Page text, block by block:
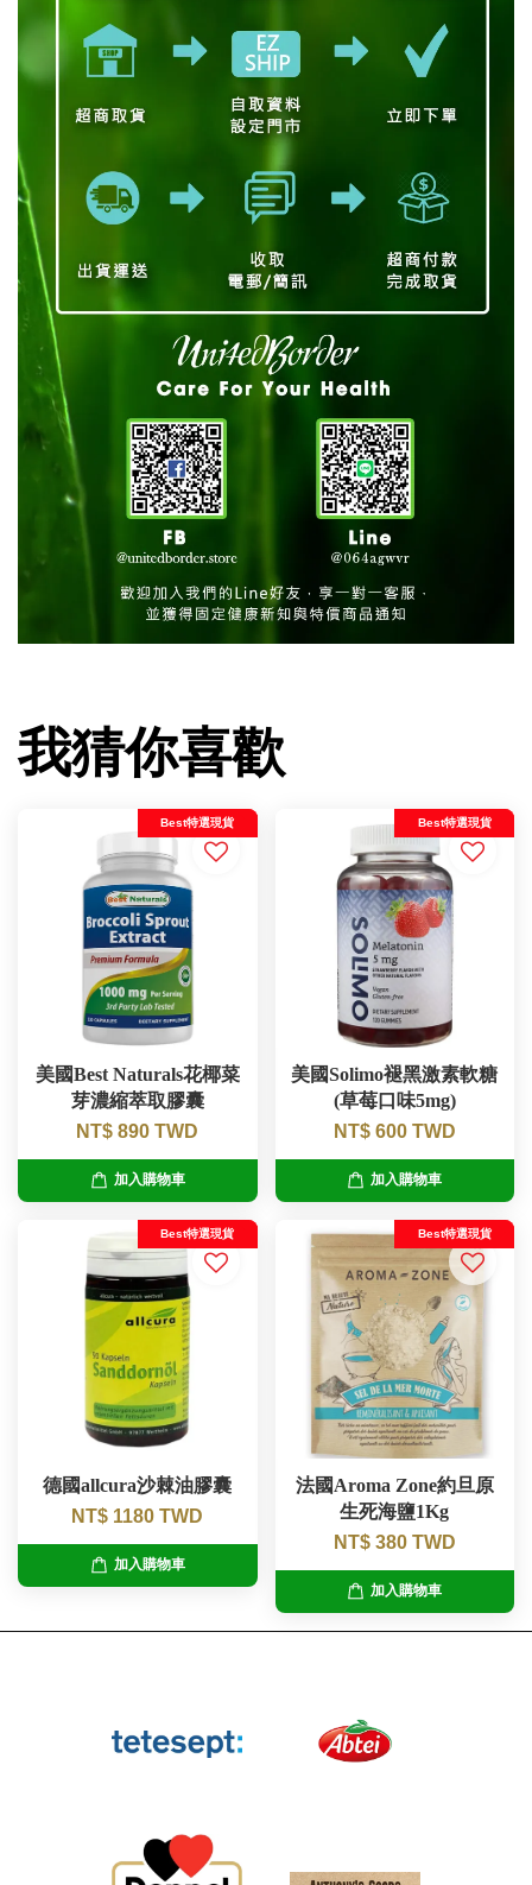
我猜你喜歡
Best特選現貨
美國Best Naturals花椰菜
芽濃縮萃取膠囊
NT$ 890 TWD
加入購物車
Best特選現貨
美國Solimo褪黑激素軟糖
(草莓口味5mg)
NT$ 600 TWD
加入購物車
Best特選現貨
德國allcura沙棘油膠囊
NT$ 1180 TWD
加入購物車
Best特選現貨
法國Aroma Zone約旦原
生死海鹽1Kg
NT$ 380 TWD
加入購物車